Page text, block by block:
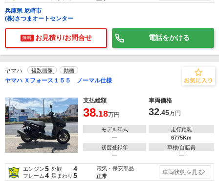
兵庫県 尼崎市
(株)さつまオートセンター
無料 お見積り/お問合せ 電話をかける
ヤマハ 複数画像 動画
ヤマハ Ｘフォース１５５ ノーマル仕様
支払総額 車両価格
38.18万円 32.45万円
モデル年式
―
走行距離
6775Km
初度登録年
―
車検/自賠責
―
エンジン5 外観 4
フレーム4 足まわり 5
電気・保安部品
正常
車両状態を見る